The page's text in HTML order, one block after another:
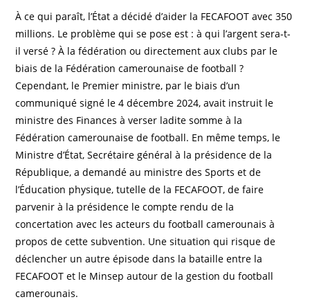
À ce qui paraît, l’État a décidé d’aider la FECAFOOT avec 350
millions. Le problème qui se pose est : à qui l’argent sera-t-
il versé ? À la fédération ou directement aux clubs par le
biais de la Fédération camerounaise de football ?
Cependant, le Premier ministre, par le biais d’un
communiqué signé le 4 décembre 2024, avait instruit le
ministre des Finances à verser ladite somme à la
Fédération camerounaise de football. En même temps, le
Ministre d’État, Secrétaire général à la présidence de la
République, a demandé au ministre des Sports et de
l’Éducation physique, tutelle de la FECAFOOT, de faire
parvenir à la présidence le compte rendu de la
concertation avec les acteurs du football camerounais à
propos de cette subvention. Une situation qui risque de
déclencher un autre épisode dans la bataille entre la
FECAFOOT et le Minsep autour de la gestion du football
camerounais.